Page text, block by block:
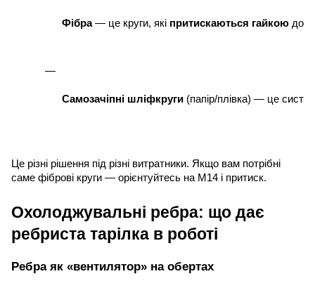
Фібра — це круги, які притискаються гайкою до
Самозачіпні шліфкруги (папір/плівка) — це
Це різні рішення під різні витратники. Якщо вам потрібні
саме фіброві круги — орієнтуйтесь на М14 і притиск.
Охолоджувальні ребра: що дає
ребриста тарілка в роботі
Ребра як «вентилятор» на обертах